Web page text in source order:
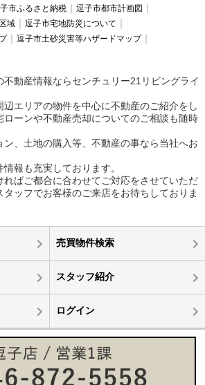
市ふるさと納税
逗子市都市計画図
域
逗子市宅地防災について
逗子市土砂災害等ハザードマップ
動産情報ならセンチュリー21リビングライ
エリアの物件を中心に不動産のご紹介をし
ローンや不動産売却についてのご相談も随時
ン、土地の購入等、不動産の事なら当社へお
報も充実しております。
ればご都合に合わせてご対応をさせていただ
タッフでお客様のご来店をお待ちしておりま
売買物件検索
スタッフ紹介
ログイン